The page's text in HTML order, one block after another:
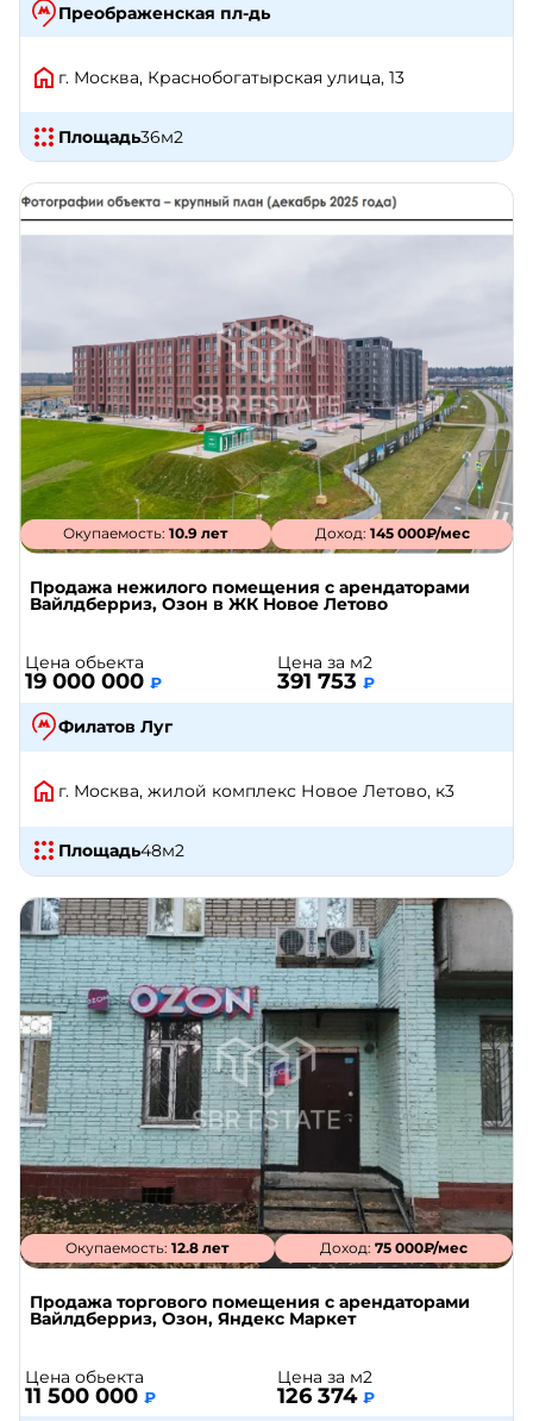
Преображенская пл-дь
г. Москва, Краснобогатырская улица, 13
Площадь36м2
Окупаемость:10.9 лет Доход: 145 000₽/мес
Продажа нежилого помещения с арендаторами
Вайлдберриз, Озон в ЖК Новое Летово
Цена обьекта
19 000 000 ₽
Цена за м2
391 753 ₽
Филатов Луг
г. Москва, жилой комплекс Новое Летово, к3
Площадь48м2
Окупаемость:12.8 лет Доход: 75 000₽/мес
Продажа торгового помещения с арендаторами
Вайлдберриз, Озон, Яндекс Маркет
Цена обьекта
11 500 000 ₽
Цена за м2
126 374 ₽